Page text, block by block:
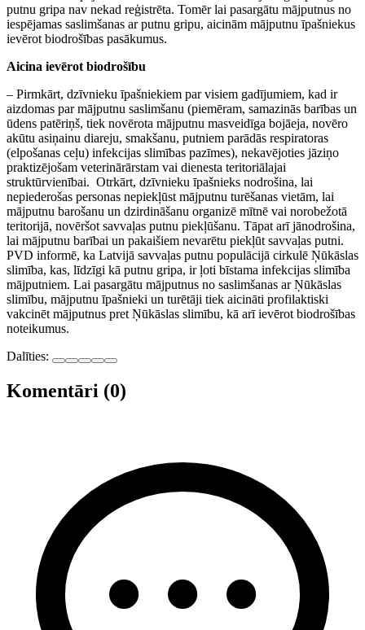
putnu gripa nav nekad reģistrēta. Tomēr lai pasargātu mājputnus no
iespējamas saslimšanas ar putnu gripu, aicinām mājputnu īpašniekus
ievērot biodrošības pasākumus.
Aicina ievērot biodrošību
– Pirmkārt, dzīvnieku īpašniekiem par visiem gadījumiem, kad ir
aizdomas par mājputnu saslimšanu (piemēram, samazinās barības un
ūdens patēriņš, tiek novērota mājputnu masveidīga bojāeja, novēro
akūtu asiņainu diareju, smakšanu, putniem parādās respiratoras
(elpošanas ceļu) infekcijas slimības pazīmes), nekavējoties jāziņo
praktizējošam veterinārārstam vai dienesta teritoriālajai
struktūrvienībai. Otrkārt, dzīvnieku īpašnieks nodrošina, lai
nepiederošas personas nepiekļūst mājputnu turēšanas vietām, lai
mājputnu barošanu un dzirdināšanu organizē mītnē vai norobežotā
teritorijā, novēršot savvaļas putnu piekļūšanu. Tāpat arī jānodrošina,
lai mājputnu barībai un pakaišiem nevarētu piekļūt savvaļas putni.
PVD informē, ka Latvijā savvaļas putnu populācijā cirkulē Ņūkāslas
slimība, kas, līdzīgi kā putnu gripa, ir ļoti bīstama infekcijas slimība
mājputniem. Lai pasargātu mājputnus no saslimšanas ar Ņūkāslas
slimību, mājputnu īpašnieki un turētāji tiek aicināti profilaktiski
vakcinēt mājputnus pret Ņūkāslas slimību, kā arī ievērot biodrošības
noteikumus.
Dalīties:
Komentāri (0)